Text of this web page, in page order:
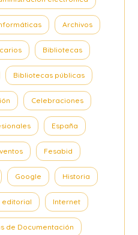
Archivos
Bibliotecas
Bibliotecas públicas
Celebraciones
España
Fesabid
Google Historia
editorial Internet
de Documentación